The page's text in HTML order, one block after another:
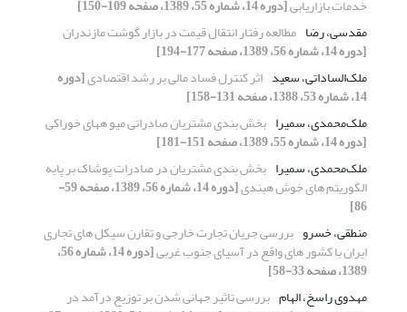
خدمات بازاریابی[دوره 14، شماره 55، 1389، صفحه 109-150]
مقدسی، رضا مطالعه رفتار انتقال قیمت در بازار گوشت مازندران
[دوره 14، شماره 56، 1389، صفحه 177-194]
ملک‌الساداتی، سعید اثر کنترل فساد مالی بر رشد اقتصادی[دوره
14، شماره 53، 1388، صفحه 131-158]
ملک‌محمدی، سمیرا بخش بندی مشتریان صادراتی میو ههای خوراکی
[دوره 14، شماره 55، 1389، صفحه 151-181]
ملک‌محمدی، سمیرا بخش بندی مشتریان در صادرات پوشاک بر پایه
الگوریتم های خوش هبندی [دوره 14، شماره 56، 1389، صفحه 59-
86]
منطقی، خسرو بررسی جریان تجارت خارجی و تقارن سیکل های تجاری
ایران با کشور های واقع در آسیای جنوب غربی [دوره 14، شماره 56،
1389، صفحه 33-58]
مهدوی راسخ، الهام بررسی تاثیر جهانی شدن بر توزیع درآمد در